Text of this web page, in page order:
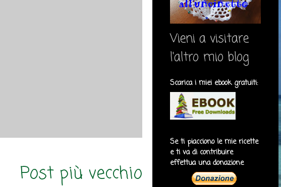
Post più vecchio
Vieni a visitare
l'altro mio blog
Scarica i miei ebook gratuiti:
Se ti piacciono le mie ricette
e ti va di contribuire
effettua una donazione